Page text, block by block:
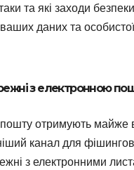
та які заходи
даних та особистої
з електронною
отримують майже
канал для
з електронними